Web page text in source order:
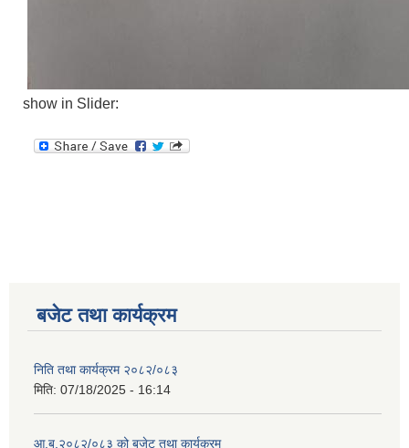
show in Slider:
बजेट तथा कार्यक्रम
निति तथा कार्यक्रम २०८२/०८३
मिति: 07/18/2025 - 16:14
आ.ब.२०८२/०८३ को बजेट तथा कार्यक्रम